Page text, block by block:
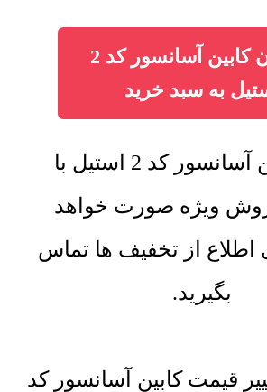
افزودن کابین آسانسور کد 2
به سبد خرید
خرید کابین آسانسور کد 2 استیل با
ویژه صورت خواهد
از تخفیف ها تماس
بگیرید.
قیمت کابین آسانسور کد